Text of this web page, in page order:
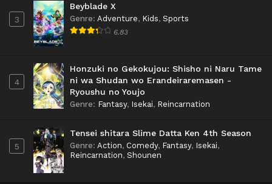
3
Beyblade X
Genre: Adventure, Kids, Sports
6.83
4
Honzuki no Gekokujou: Shisho ni Naru Tame
ni wa Shudan wo Erandeiraremasen -
Ryoushu no Youjo
Genre: Fantasy, Isekai, Reincarnation
5
Tensei shitara Slime Datta Ken 4th Season
Genre: Action, Comedy, Fantasy, Isekai,
Reincarnation, Shounen